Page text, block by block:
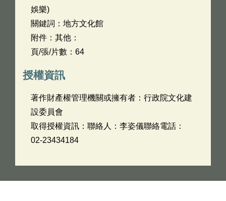
娛樂)
關鍵詞：地方文化館
附件：其他：
頁/張/片數：64
授權資訊
著作財產權管理機關或擁有者：行政院文化建
設委員會
取得授權資訊：聯絡人：李姿儀聯絡電話：
02-23434184